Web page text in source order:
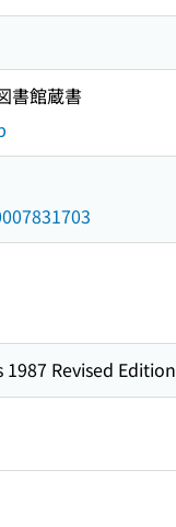
書館蔵書
Revised Edition